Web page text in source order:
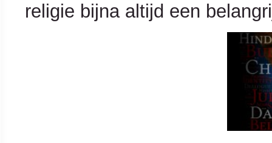
religie bijna altijd een